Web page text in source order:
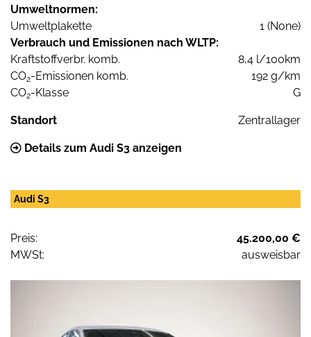
Umweltnormen:
Umweltplakette
1 (None)
Verbrauch und Emissionen nach WLTP:
Kraftstoffverbr. komb.
8,4 l/100km
CO2-Emissionen komb.
192 g/km
CO2-Klasse G
Standort Zentrallager
Details zum Audi S3 anzeigen
Audi S3
Preis:
45.200,00 €
MWSt:
ausweisbar